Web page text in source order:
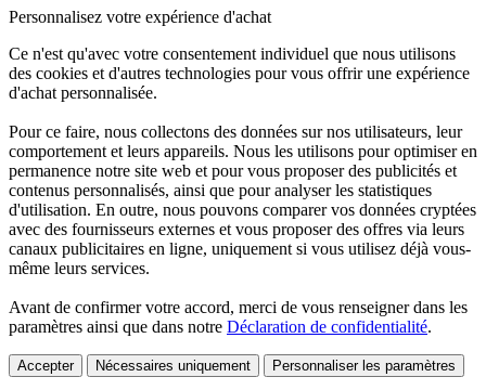
Personnalisez votre expérience d'achat
Ce n'est qu'avec votre consentement individuel que nous utilisons
des cookies et d'autres technologies pour vous offrir une expérience
d'achat personnalisée.
Pour ce faire, nous collectons des données sur nos utilisateurs, leur
comportement et leurs appareils. Nous les utilisons pour optimiser en
permanence notre site web et pour vous proposer des publicités et
contenus personnalisés, ainsi que pour analyser les statistiques
d'utilisation. En outre, nous pouvons comparer vos données cryptées
avec des fournisseurs externes et vous proposer des offres via leurs
canaux publicitaires en ligne, uniquement si vous utilisez déjà vous-
même leurs services.
Avant de confirmer votre accord, merci de vous renseigner dans les
paramètres ainsi que dans notre Déclaration de confidentialité.
Accepter Nécessaires uniquement Personnaliser les paramètres